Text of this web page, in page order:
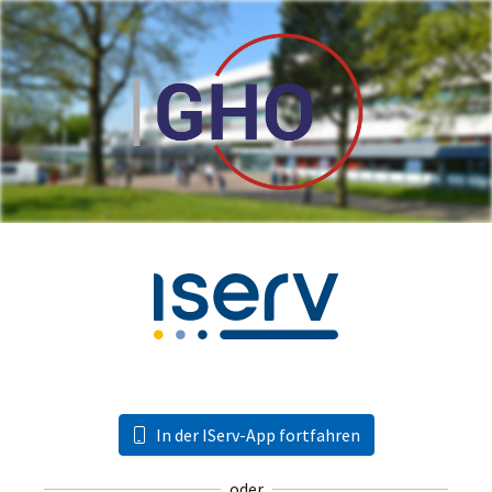
In der IServ-App fortfahren